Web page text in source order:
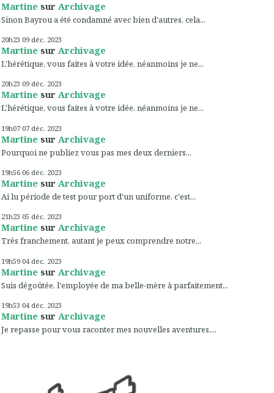
Martine sur Archivage
Sinon Bayrou a été condamné avec bien d'autres, cela...
20h23 09 déc. 2023
Martine sur Archivage
L'hérétique, vous faites à votre idée, néanmoins je ne...
20h23 09 déc. 2023
Martine sur Archivage
L'hérétique, vous faites à votre idée, néanmoins je ne...
19h07 07 déc. 2023
Martine sur Archivage
Pourquoi ne publiez vous pas mes deux derniers...
19h56 06 déc. 2023
Martine sur Archivage
Ai lu période de test pour port d'un uniforme, c'est...
21h23 05 déc. 2023
Martine sur Archivage
Très franchement, autant je peux comprendre notre...
19h59 04 déc. 2023
Martine sur Archivage
Suis dégoûtée, l'employée de ma belle-mère à parfaitement...
19h53 04 déc. 2023
Martine sur Archivage
Je repasse pour vous raconter mes nouvelles aventures,...